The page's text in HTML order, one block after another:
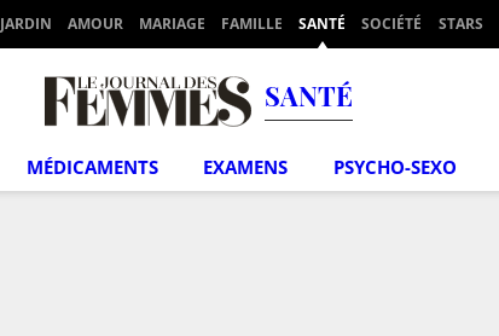
JARDIN AMOUR MARIAGE FAMILLE SANTÉ SOCIÉTÉ STARS
SANTÉ
MÉDICAMENTS EXAMENS PSYCHO-SEXO